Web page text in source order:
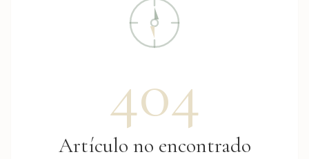
404
Artículo no encontrado